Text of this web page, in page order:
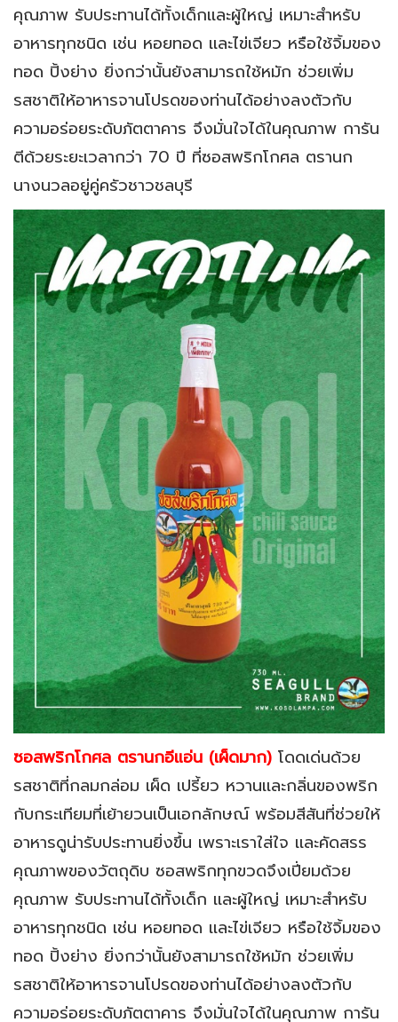
คุณภาพ รับประทานได้ทั้งเด็กเเละผู้ใหญ่ เหมาะสำหรับ
อาหารทุกชนิด เช่น หอยทอด เเละไข่เจียว หรือใช้จิ้มของ
ทอด ปิ้งย่าง ยิ่งกว่านั้นยังสามารถใช้หมัก ช่วยเพิ่ม
รสชาติให้อาหารจานโปรดของท่านได้อย่างลงตัวกับ
ความอร่อยระดับภัตตาคาร จึงมั่นใจได้ในคุณภาพ การัน
ตีด้วยระยะเวลากว่า 70 ปี ที่ซอสพริกโกศล ตรานก
นางนวลอยู่คู่ครัวชาวชลบุรี
ซอสพริกโกศล ตรานกอีแอ่น (เผ็ดมาก) โดดเด่นด้วย
รสชาติที่กลมกล่อม เผ็ด เปรี้ยว หวานเเละกลิ่นของพริก
กับกระเทียมที่เย้ายวนเป็นเอกลักษณ์ พร้อมสีสันที่ช่วยให้
อาหารดูน่ารับประทานยิ่งขึ้น เพราะเราใส่ใจ เเละคัดสรร
คุณภาพของวัตถุดิบ ซอสพริกทุกขวดจึงเปี่ยมด้วย
คุณภาพ รับประทานได้ทั้งเด็ก เเละผู้ใหญ่ เหมาะสำหรับ
อาหารทุกชนิด เช่น หอยทอด เเละไข่เจียว หรือใช้จิ้มของ
ทอด ปิ้งย่าง ยิ่งกว่านั้นยังสามารถใช้หมัก ช่วยเพิ่ม
รสชาติให้อาหารจานโปรดของท่านได้อย่างลงตัวกับ
ความอร่อยระดับภัตตาคาร จึงมั่นใจได้ในคุณภาพ การัน